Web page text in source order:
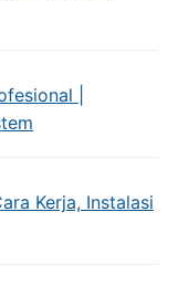
|
Kerja, Instalasi